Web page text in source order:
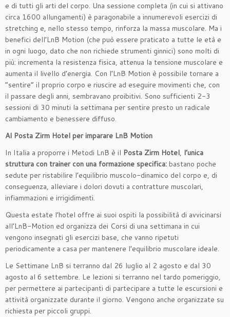
e di tutti gli arti del corpo. Una sessione completa (in cui si attivano
circa 1600 allungamenti) è paragonabile a innumerevoli esercizi di
stretching e, nello stesso tempo, rinforza la massa muscolare. Ma i
benefici dell’LnB Motion (che può essere praticato a tutte le età e
in ogni luogo, dato che non richiede strumenti ginnici) sono molti di
più: incrementa la resistenza fisica, attenua la tensione muscolare e
aumenta il livello d’energia. Con l’LnB Motion è possibile tornare a
“sentire” il proprio corpo e riuscire ad eseguire movimenti che, con
il passare degli anni, sembravano proibitivi. Sono sufficienti 2-3
sessioni di 30 minuti la settimana per sentire presto un radicale
cambiamento e benessere diffuso.
Al Posta Zirm Hotel per imparare LnB Motion
In Italia a proporre i Metodi LnB è il Posta Zirm Hotel, l’unica
struttura con trainer con una formazione specifica: bastano poche
sedute per ristabilire l’equilibrio muscolo-dinamico del corpo e, di
conseguenza, alleviare i dolori dovuti a contratture muscolari,
infiammazioni e irrigidimenti.
Questa estate l’hotel offre ai suoi ospiti la possibilità di avvicinarsi
all’LnB-Motion ed organizza dei Corsi di una settimana in cui
vengono insegnati gli esercizi base, che vanno ripetuti
periodicamente a casa per mantenere l’equilibrio muscolare ideale.
Le Settimane LnB si terranno dal 26 luglio al 2 agosto e dal 30
agosto al 6 settembre. Le lezioni si terranno nel tardo pomeriggio,
per permettere ai partecipanti di partecipare a tutte le escursioni e
attività organizzate durante il giorno. Vengono anche organizzate su
richiesta per piccoli gruppi.